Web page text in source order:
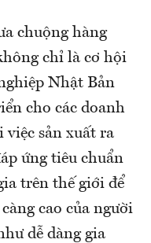
chuộng hàng
chỉ là cơ hội
Nhật Bản
cho các doanh
sản xuất ra
ứng tiêu chuẩn
trên thế giới để
cao của người
dễ dàng gia